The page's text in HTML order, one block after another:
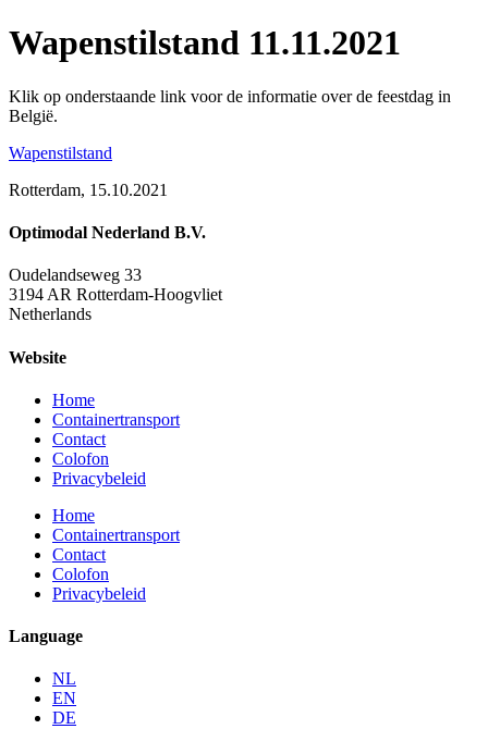
Wapenstilstand 11.11.2021
Klik op onderstaande link voor de informatie over de feestdag in
België.
Wapenstilstand
Rotterdam, 15.10.2021
Optimodal Nederland B.V.
Oudelandseweg 33
3194 AR Rotterdam-Hoogvliet
Netherlands
Website
Home
Containertransport
Contact
Colofon
Privacybeleid
Home
Containertransport
Contact
Colofon
Privacybeleid
Language
NL
EN
DE